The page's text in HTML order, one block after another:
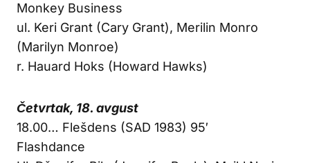
Monkey Business
ul. Keri Grant (Cary Grant), Merilin Monro
(Marilyn Monroe)
r. Hauard Hoks (Howard Hawks)
Četvrtak, 18. avgust
18.00… Flešdens (SAD 1983) 95′
Flashdance